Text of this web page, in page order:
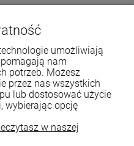
umożliwiają
nam
potrzeb. Możesz
przez nas wszystkich
lub dostosować użycie
wybierając opcję
w naszej